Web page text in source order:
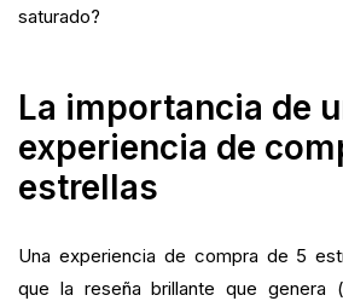
saturado?
La importancia de
experiencia de
estrellas
Una experiencia de compra de 5
que la reseña brillante que genera